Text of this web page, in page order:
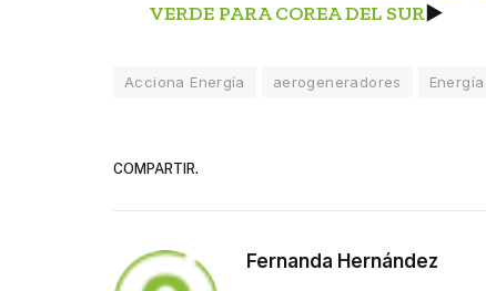
VERDE PARA COREA DEL SUR►
Acciona Energía aerogeneradores
COMPARTIR.
Fernanda Hernández